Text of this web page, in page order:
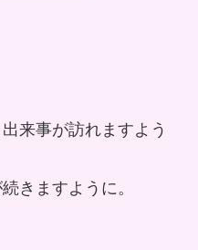
来事が訪れますよう
きますように。